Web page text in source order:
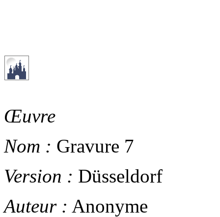
Œuvre
Nom : Gravure 7
Version : Düsseldorf
Auteur : Anonyme